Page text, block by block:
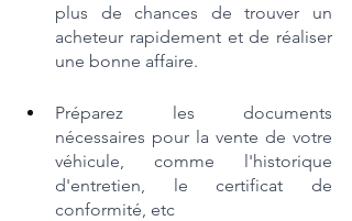
plus de chances de trouver un
acheteur rapidement et de réaliser
une bonne affaire.
Préparez les documents
nécessaires pour la vente de votre
véhicule, comme l'historique
d'entretien, le certificat de
conformité, etc